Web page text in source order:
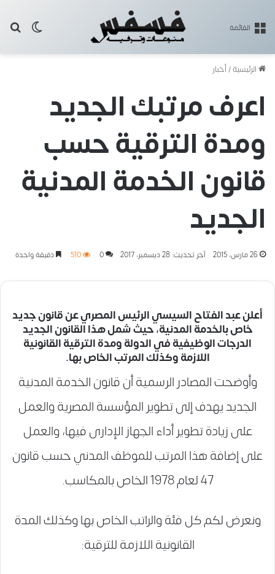
القائمة
الرئيسية/أخبار
اعرف مرتبك الجديد
ومدة الترقية حسب
قانون الخدمة المدنية
الجديد
26 مارس، 2015 آخر تحديث: 28 ديسمبر، 2017 0
510 دقيقة واحدة
أعلن عبد الفتاح السيسي الرئيس المصري عن قانون جديد
خاص بالخدمة المدنية، حيث شمل هذا القانون الجديد
الدرجات الوظيفية في الدولة ومدة الترقية القانونية
اللازمة وكذلك المرتب الخاص بها.
وأوضحت المصادر الرسمية أن قانون الخدمة المدنية
الجديد يهدف إلى تطوير المؤسسة المصرية والعمل
على زيادة تطوير أداء الجهاز الإدارى فيها، والعمل
على إضافة هذا المرتب للموظف المدني حسب قانون
47 لعام 1978 الخاص بالمكاسب.
ونعرض لكم كل فئة والراتب الخاص بها وكذلك المدة
القانونية اللازمة للترقية: